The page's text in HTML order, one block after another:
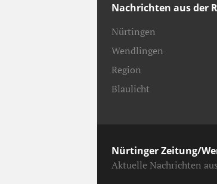
Nachrichten aus der
Nürtingen
Wendlingen
Region
Blaulicht
Nürtinger Zeitung/
Aktuelle Nachrichten